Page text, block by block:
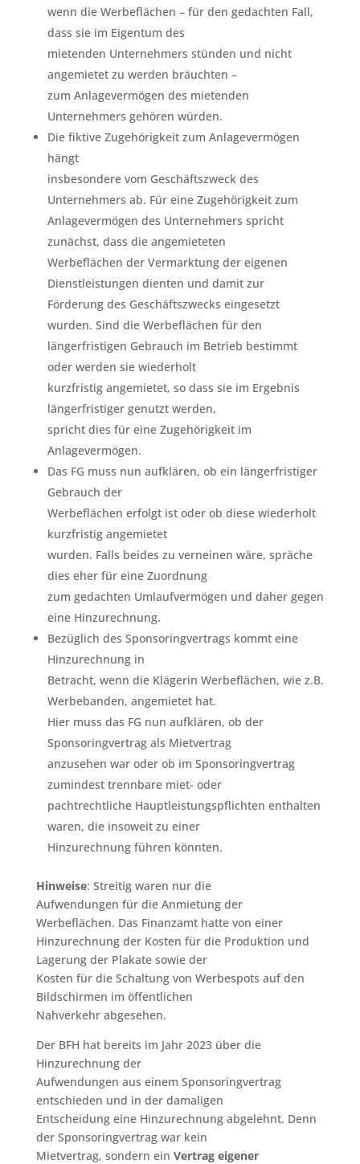
wenn die Werbeflächen – für den gedachten Fall,
dass sie im Eigentum des
mietenden Unternehmers stünden und nicht
angemietet zu werden bräuchten –
zum Anlagevermögen des mietenden
Unternehmers gehören würden.
Die fiktive Zugehörigkeit zum Anlagevermögen
hängt
insbesondere vom Geschäftszweck des
Unternehmers ab. Für eine Zugehörigkeit zum
Anlagevermögen des Unternehmers spricht
zunächst, dass die angemieteten
Werbeflächen der Vermarktung der eigenen
Dienstleistungen dienten und damit zur
Förderung des Geschäftszwecks eingesetzt
wurden. Sind die Werbeflächen für den
längerfristigen Gebrauch im Betrieb bestimmt
oder werden sie wiederholt
kurzfristig angemietet, so dass sie im Ergebnis
längerfristiger genutzt werden,
spricht dies für eine Zugehörigkeit im
Anlagevermögen.
Das FG muss nun aufklären, ob ein längerfristiger
Gebrauch der
Werbeflächen erfolgt ist oder ob diese wiederholt
kurzfristig angemietet
wurden. Falls beides zu verneinen wäre, spräche
dies eher für eine Zuordnung
zum gedachten Umlaufvermögen und daher gegen
eine Hinzurechnung.
Bezüglich des Sponsoringvertrags kommt eine
Hinzurechnung in
Betracht, wenn die Klägerin Werbeflächen, wie z.B.
Werbebanden, angemietet hat.
Hier muss das FG nun aufklären, ob der
Sponsoringvertrag als Mietvertrag
anzusehen war oder ob im Sponsoringvertrag
zumindest trennbare miet- oder
pachtrechtliche Hauptleistungspflichten enthalten
waren, die insoweit zu einer
Hinzurechnung führen könnten.
Hinweise: Streitig waren nur die
Aufwendungen für die Anmietung der
Werbeflächen. Das Finanzamt hatte von einer
Hinzurechnung der Kosten für die Produktion und
Lagerung der Plakate sowie der
Kosten für die Schaltung von Werbespots auf den
Bildschirmen im öffentlichen
Nahverkehr abgesehen.
Der BFH hat bereits im Jahr 2023 über die
Hinzurechnung der
Aufwendungen aus einem Sponsoringvertrag
entschieden und in der damaligen
Entscheidung eine Hinzurechnung abgelehnt. Denn
der Sponsoringvertrag war kein
Mietvertrag, sondern ein Vertrag eigener